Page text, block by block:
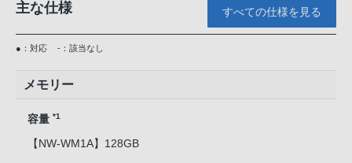
主な仕様 すべての仕様を見る
●：対応 -：該当なし
メモリー
容量 *1
【NW-WM1A】128GB